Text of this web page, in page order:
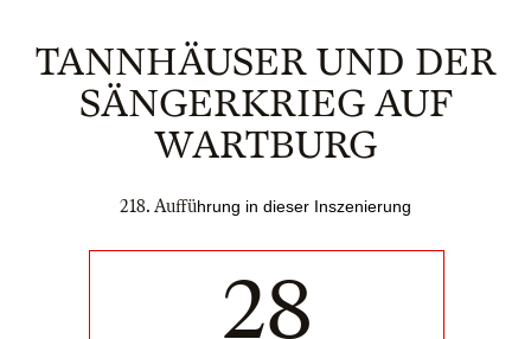
TANNHÄUSER UND DER
SÄNGERKRIEG AUF
WARTBURG
218. Aufführung in dieser Inszenierung
28